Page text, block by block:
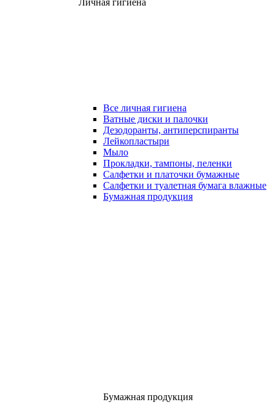
Личная гигиена
Все личная гигиена
Ватные диски и палочки
Дезодоранты, антиперспиранты
Лейкопластыри
Мыло
Прокладки, тампоны, пеленки
Салфетки и платочки бумажные
Салфетки и туалетная бумага влажные
Бумажная продукция
Бумажная продукция